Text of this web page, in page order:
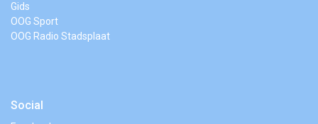
Gids
OOG Sport
OOG Radio Stadsplaat
Social